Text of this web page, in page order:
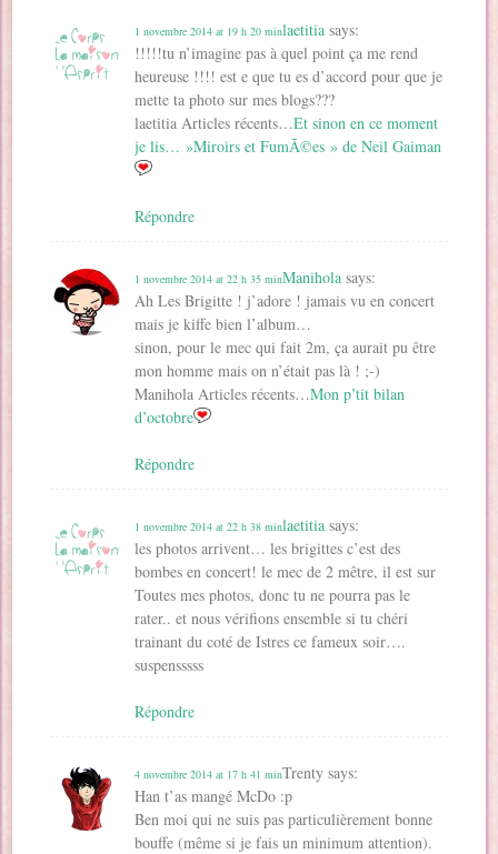
laetitia says:
1 novembre 2014 at 19 h 20 min
!!!!!tu n’imagine pas à quel point ça me rend
heureuse !!!! est e que tu es d’accord pour que je
mette ta photo sur mes blogs???
laetitia Articles récents…Et sinon en ce moment
je lis… »Miroirs et FumÃ©es » de Neil Gaiman
Répondre
Manihola says:
1 novembre 2014 at 22 h 35 min
Ah Les Brigitte ! j’adore ! jamais vu en concert
mais je kiffe bien l’album…
sinon, pour le mec qui fait 2m, ça aurait pu être
mon homme mais on n’était pas là ! ;-)
Manihola Articles récents…Mon p’tit bilan
d’octobre
Répondre
laetitia says:
1 novembre 2014 at 22 h 38 min
les photos arrivent… les brigittes c’est des
bombes en concert! le mec de 2 mêtre, il est sur
Toutes mes photos, donc tu ne pourra pas le
rater.. et nous vérifions ensemble si tu chéri
trainant du coté de Istres ce fameux soir….
suspensssss
Répondre
Trenty says:
4 novembre 2014 at 17 h 41 min
Han t’as mangé McDo :p
Ben moi qui ne suis pas particulièrement bonne
bouffe (même si je fais un minimum attention).